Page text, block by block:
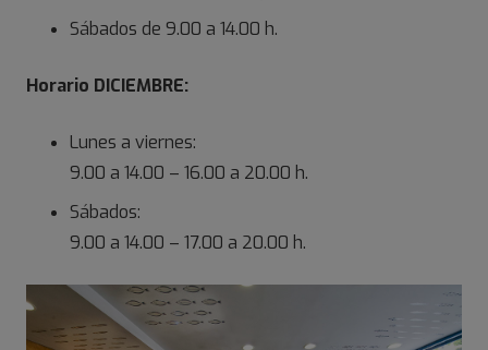
Sábados de 9.00 a 14.00 h.
Horario DICIEMBRE:
Lunes a viernes:
9.00 a 14.00 – 16.00 a 20.00 h.
Sábados:
9.00 a 14.00 – 17.00 a 20.00 h.